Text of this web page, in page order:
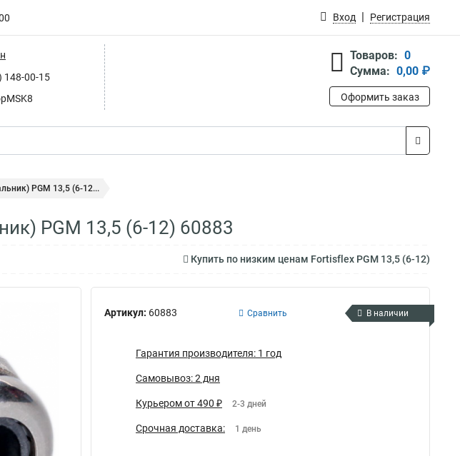
Вход Регистрация
148-00-15
Товаров: 0
Сумма: 0,00 ₽
Оформить заказ
PGM 13,5 (6-12...
PGM 13,5 (6-12) 60883
Купить по низким ценам Fortisflex PGM 13,5 (6-12)
Артикул: 60883 Сравнить В наличии
Гарантия производителя: 1 год
Самовывоз: 2 дня
Курьером от 490 ₽ 2-3 дней
Срочная доставка: 1 день